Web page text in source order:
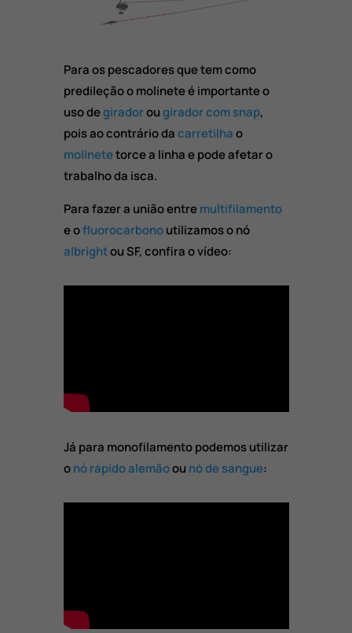
Para os pescadores que tem como
predileção o molinete é importante o
uso degiradorougirador com snap,
pois ao contrário dacarretilhao
molinetetorce a linha e pode afetar o
trabalho da isca.
Para fazer a união entremultifilamento
e ofluorocarbonoutilizamos o nó
albrightou SF, confira o vídeo:
Já para monofilamento podemos utilizar
onó rápido alemãoou nó de sangue: